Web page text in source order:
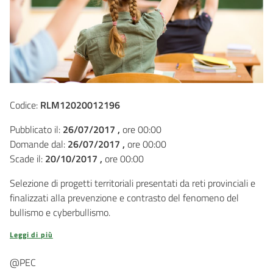
Codice: RLM12020012196
Pubblicato il: 26/07/2017 , ore 00:00
Domande dal: 26/07/2017 , ore 00:00
Scade il: 20/10/2017 , ore 00:00
Selezione di progetti territoriali presentati da reti provinciali e
finalizzati alla prevenzione e contrasto del fenomeno del
bullismo e cyberbullismo.
Leggi di più
@PEC